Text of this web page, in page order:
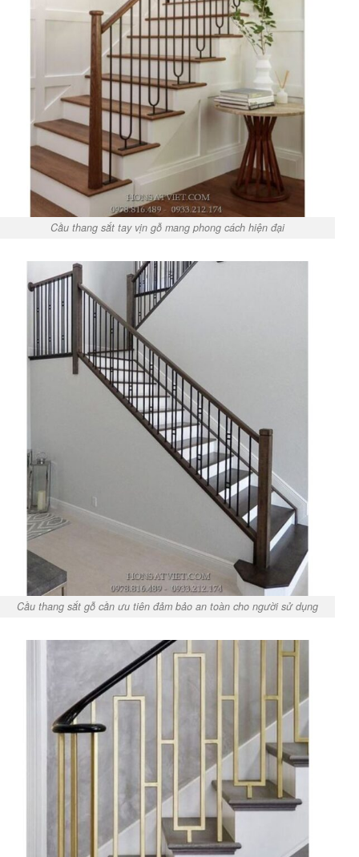
Cầu thang sắt tay vịn gỗ mang phong cách hiện đại
Cầu thang sắt gỗ cần ưu tiên đảm bảo an toàn cho người sử dụng